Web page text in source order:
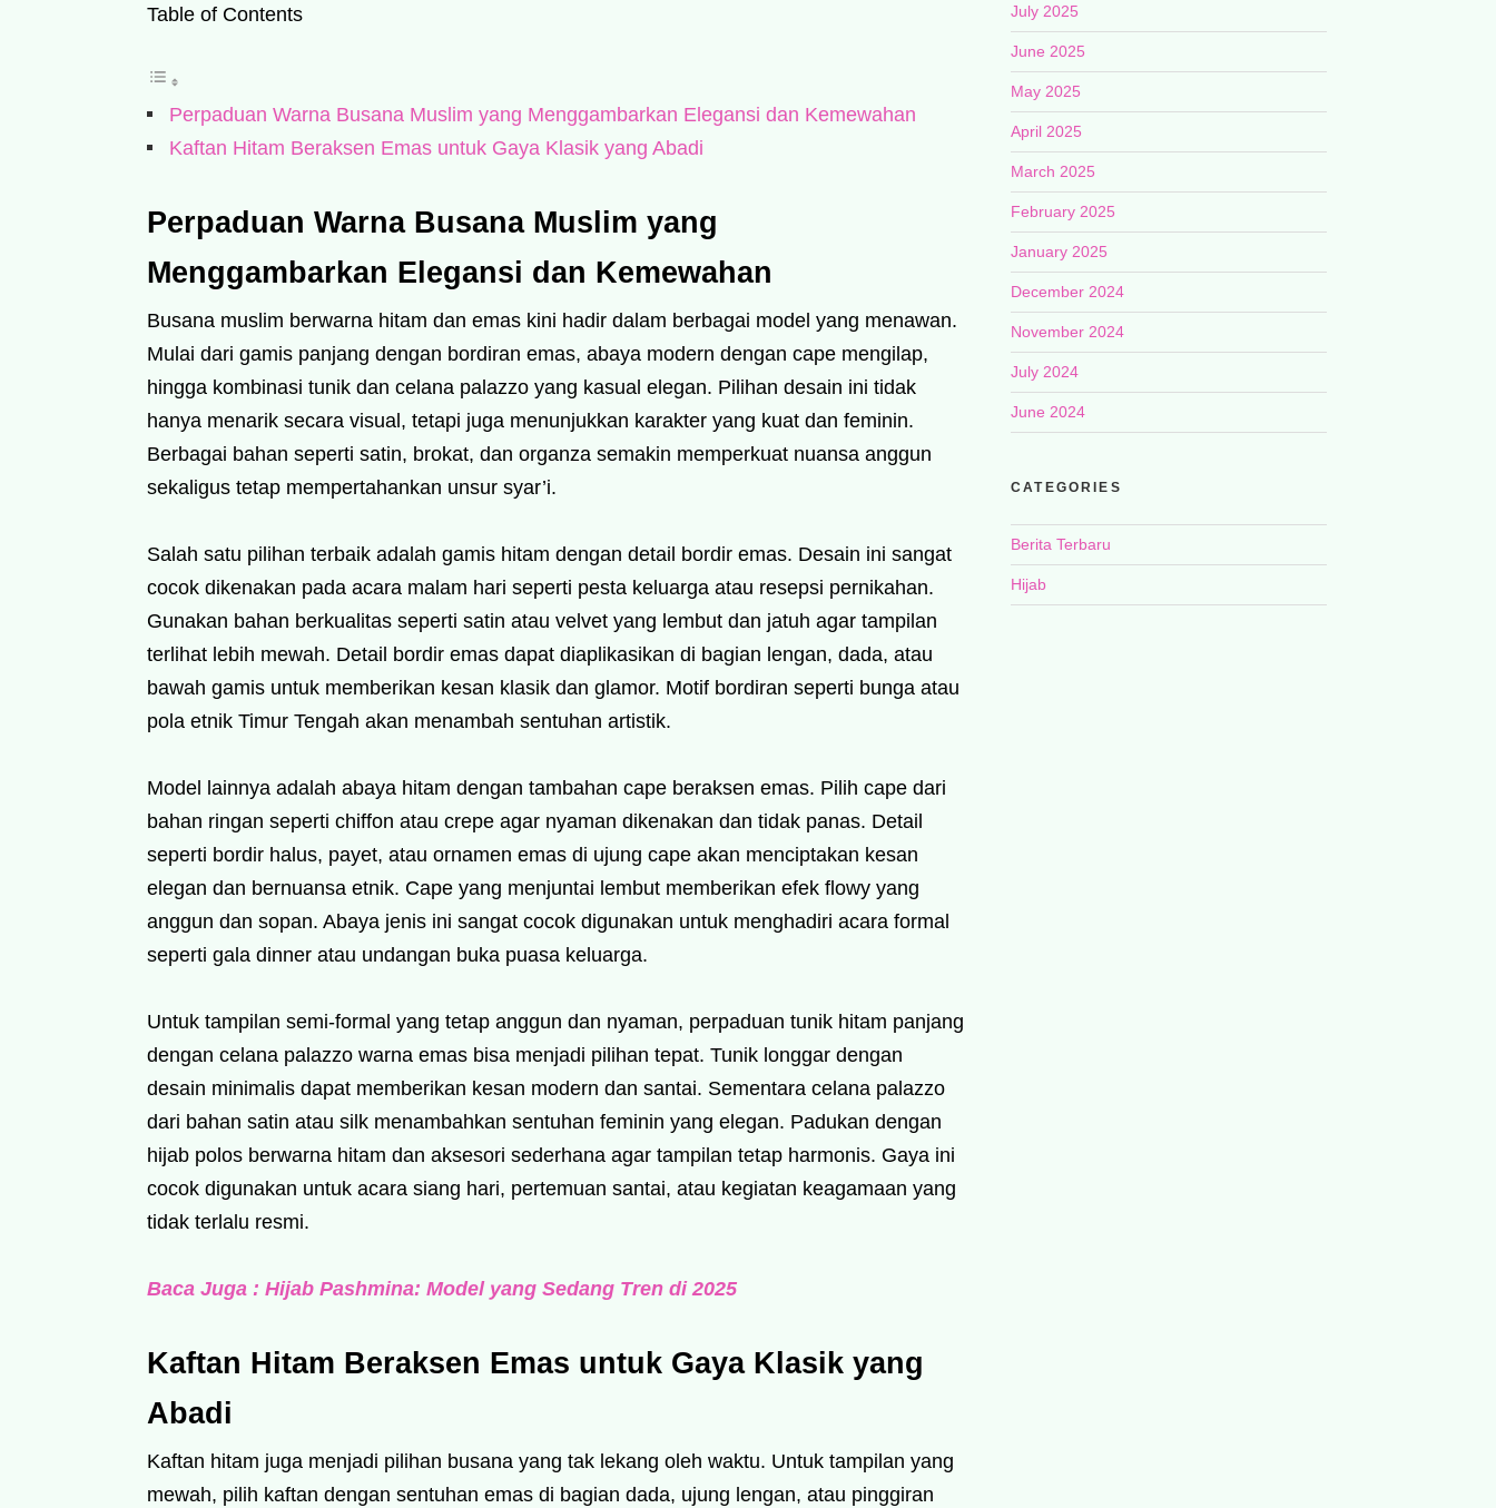
Table of Contents
Perpaduan Warna Busana Muslim yang Menggambarkan Elegansi dan Kemewahan
Kaftan Hitam Beraksen Emas untuk Gaya Klasik yang Abadi
Perpaduan Warna Busana Muslim yang
Menggambarkan Elegansi dan Kemewahan
Busana muslim berwarna hitam dan emas kini hadir dalam berbagai model yang menawan.
Mulai dari gamis panjang dengan bordiran emas, abaya modern dengan cape mengilap,
hingga kombinasi tunik dan celana palazzo yang kasual elegan. Pilihan desain ini tidak
hanya menarik secara visual, tetapi juga menunjukkan karakter yang kuat dan feminin.
Berbagai bahan seperti satin, brokat, dan organza semakin memperkuat nuansa anggun
sekaligus tetap mempertahankan unsur syar’i.
Salah satu pilihan terbaik adalah gamis hitam dengan detail bordir emas. Desain ini sangat
cocok dikenakan pada acara malam hari seperti pesta keluarga atau resepsi pernikahan.
Gunakan bahan berkualitas seperti satin atau velvet yang lembut dan jatuh agar tampilan
terlihat lebih mewah. Detail bordir emas dapat diaplikasikan di bagian lengan, dada, atau
bawah gamis untuk memberikan kesan klasik dan glamor. Motif bordiran seperti bunga atau
pola etnik Timur Tengah akan menambah sentuhan artistik.
Model lainnya adalah abaya hitam dengan tambahan cape beraksen emas. Pilih cape dari
bahan ringan seperti chiffon atau crepe agar nyaman dikenakan dan tidak panas. Detail
seperti bordir halus, payet, atau ornamen emas di ujung cape akan menciptakan kesan
elegan dan bernuansa etnik. Cape yang menjuntai lembut memberikan efek flowy yang
anggun dan sopan. Abaya jenis ini sangat cocok digunakan untuk menghadiri acara formal
seperti gala dinner atau undangan buka puasa keluarga.
Untuk tampilan semi-formal yang tetap anggun dan nyaman, perpaduan tunik hitam panjang
dengan celana palazzo warna emas bisa menjadi pilihan tepat. Tunik longgar dengan
desain minimalis dapat memberikan kesan modern dan santai. Sementara celana palazzo
dari bahan satin atau silk menambahkan sentuhan feminin yang elegan. Padukan dengan
hijab polos berwarna hitam dan aksesori sederhana agar tampilan tetap harmonis. Gaya ini
cocok digunakan untuk acara siang hari, pertemuan santai, atau kegiatan keagamaan yang
tidak terlalu resmi.
Baca Juga : Hijab Pashmina: Model yang Sedang Tren di 2025
Kaftan Hitam Beraksen Emas untuk Gaya Klasik yang
Abadi
Kaftan hitam juga menjadi pilihan busana yang tak lekang oleh waktu. Untuk tampilan yang
mewah, pilih kaftan dengan sentuhan emas di bagian dada, ujung lengan, atau pinggiran
July 2025
June 2025
May 2025
April 2025
March 2025
February 2025
January 2025
December 2024
November 2024
July 2024
June 2024
CATEGORIES
Berita Terbaru
Hijab